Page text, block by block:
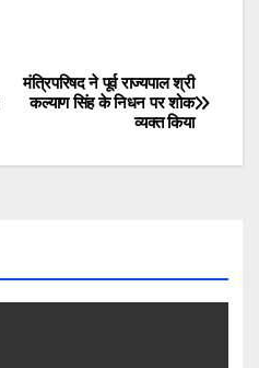
मंत्रिपरिषद ने पूर्व राज्यपाल श्री
कल्याण सिंह के निधन पर शोक
व्यक्त किया